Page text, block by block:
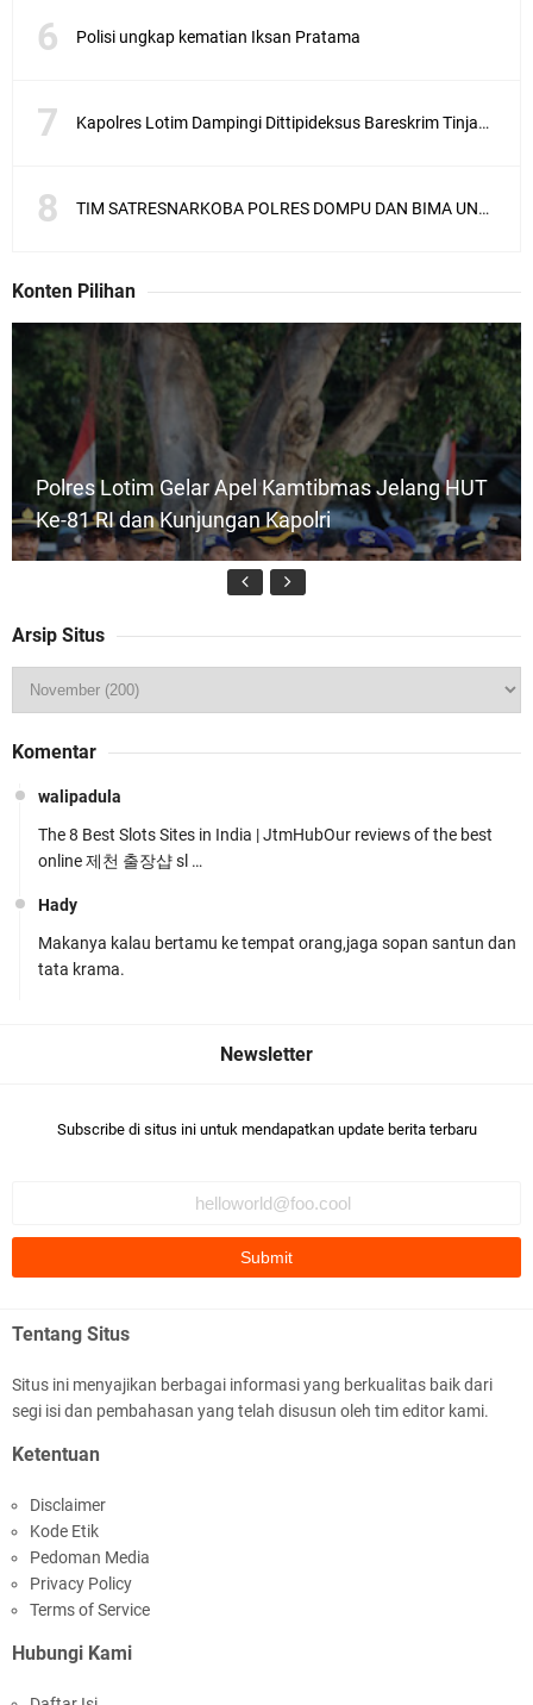
Polisi ungkap kematian Iksan Pratama
Kapolres Lotim Dampingi Dittipideksus Bareskrim Tinjau Sentra Bawah Putih Sembalun
TIM SATRESNARKOBA POLRES DOMPU DAN BIMA UNGKAP KASUS NARKOBA VIA JASA PENGIRIMAN BARANG JNE
Konten Pilihan
Polres Lotim Gelar Apel Kamtibmas Jelang HUT
Ke-81 RI dan Kunjungan Kapolri
Rosyadi, S.H. Siap Melanjukan
Ditlantas Polda NTB Edukasi Tertib Berlalu di
Polda NTB Apresiasi BKTM Lelede Sampaikan
Pesan Kamtibmas
Arsip Situs
Komentar
walipadula
The 8 Best Slots Sites in India | JtmHubOur reviews of the best
online 제천 출장샵 sl …
Hady
Makanya kalau bertamu ke tempat orang,jaga sopan santun dan
tata krama.
Subscribe di situs ini untuk mendapatkan update berita terbaru
Tentang Situs
Situs ini menyajikan berbagai informasi yang berkualitas baik dari
segi isi dan pembahasan yang telah disusun oleh tim editor kami.
Ketentuan
Disclaimer
Kode Etik
Pedoman Media
Privacy Policy
Terms of Service
Hubungi Kami